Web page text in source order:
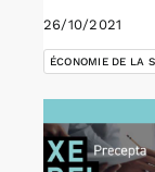
26/10/2021
ÉCONOMIE DE LA